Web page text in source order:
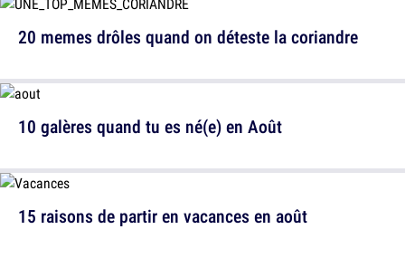
10 galères quand tu es né(e) en Août
20 memes drôles quand on déteste la coriandre
15 raisons de partir en vacances en août